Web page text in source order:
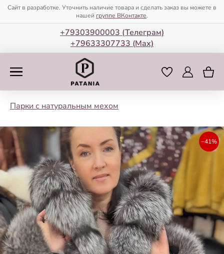
Сайт в разработке. Уточнить наличие товара и сделать заказ вы можете в
нашей группе ВКонтакте.
+79303900003 (Телеграм)
+79633307733 (Мax)
Парки с натуральным мехом
−41%